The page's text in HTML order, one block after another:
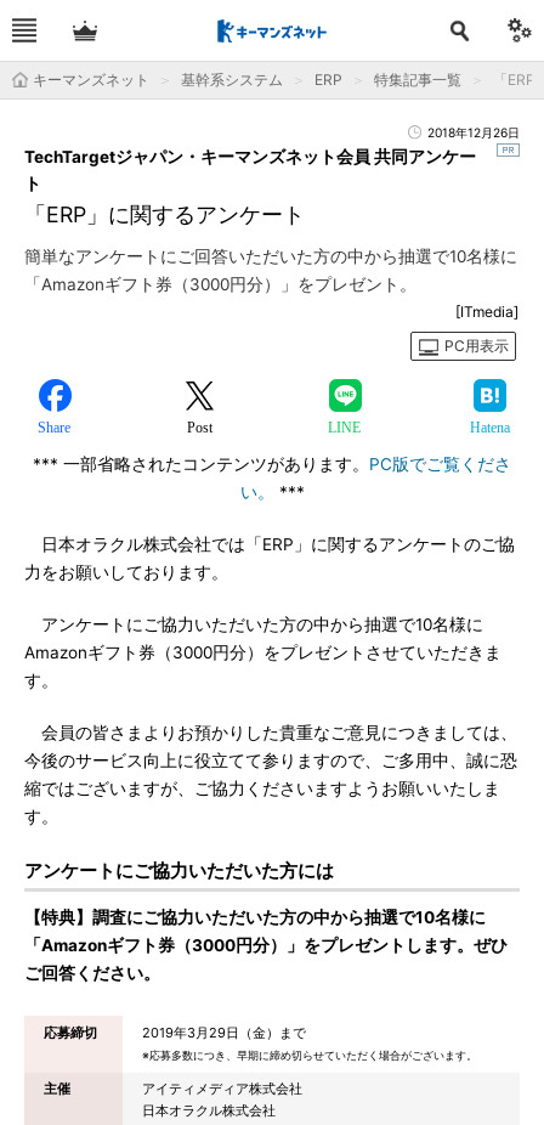
キーマンズネット 基幹系システム ERP 特集記事一覧 「
2018年12月26日
「ERP」に関するアンケート
TechTargetジャパン・キーマンズネット会員 共同アンケー
ト
簡単なアンケートにご回答いただいた方の中から抽選で10名様に
「Amazonギフト券（3000円分）」をプレゼント。
[ITmedia]
PC用表示
Share Post LINE Hatena
*** 一部省略されたコンテンツがあります。 PC版でご覧くださ
い。
***
日本オラクル株式会社では「ERP」に関するアンケートのご協
力をお願いしております。
アンケートにご協力いただいた方の中から抽選で10名様に
Amazonギフト券（3000円分）をプレゼントさせていただきま
す。
会員の皆さまよりお預かりした貴重なご意見につきましては、
今後のサービス向上に役立てて参りますので、ご多用中、誠に恐
縮ではございますが、ご協力くださいますようお願いいたしま
す。
アンケートにご協力いただいた方には
【特典】調査にご協力いただいた方の中から抽選で10名様に
「Amazonギフト券（3000円分）」をプレゼントします。ぜひ
ご回答ください。
応募締切 2019年3月29日（金）まで
※応募多数につき、早期に締め切らせていただく場合がございます。
主催
アイティメディア株式会社
日本オラクル株式会社